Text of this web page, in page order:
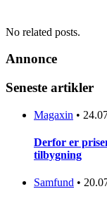
No related posts.
Annonce
Seneste artikler
Magaxin •
Derfor er
tilbygning
Samfund •